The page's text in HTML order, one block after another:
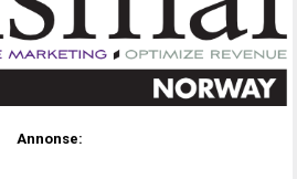
Annonse: